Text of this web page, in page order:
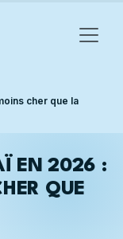
cher que la
EN 2026 :
QUE